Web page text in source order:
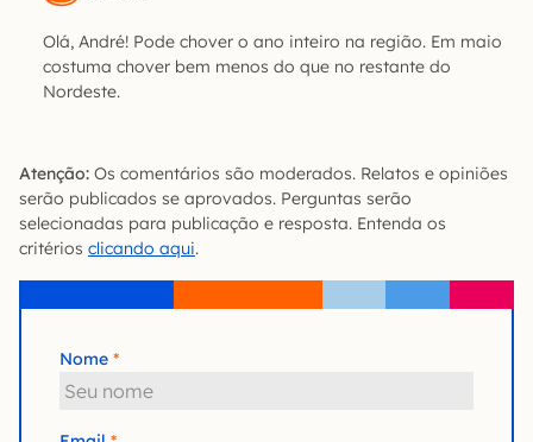
Olá, André! Pode chover o ano inteiro na região. Em maio
costuma chover bem menos do que no restante do
Nordeste.
Atenção: Os comentários são moderados. Relatos e opiniões
serão publicados se aprovados. Perguntas serão
selecionadas para publicação e resposta. Entenda os
critérios clicando aqui.
Nome